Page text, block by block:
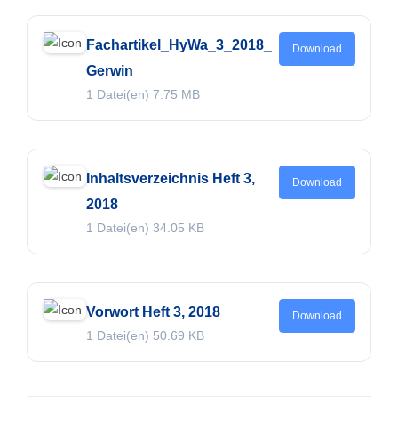
Fachartikel_HyWa_3_2018_
Gerwin
1 Datei(en) 7.75 MB
Download
Inhaltsverzeichnis Heft 3,
2018
1 Datei(en) 34.05 KB
Download
Vorwort Heft 3, 2018
1 Datei(en) 50.69 KB
Download